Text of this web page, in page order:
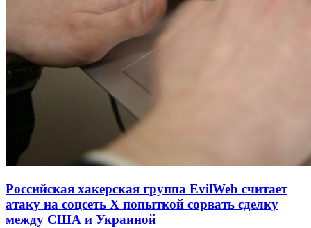
Российская хакерская группа EvilWeb считает
атаку на соцсеть Х попыткой сорвать сделку
между США и Украиной